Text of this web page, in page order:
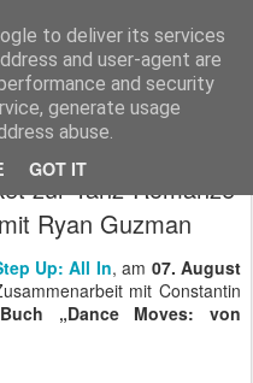
to deliver its services
and user-agent are
and security
generate usage
abuse.
GOT IT
zur Tanz-Romanze
Ryan Guzman
Up: All In, am 07. August
mit Constantin
Buch „Dance Moves: von